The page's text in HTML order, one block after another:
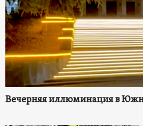
Вечерняя иллюминация в